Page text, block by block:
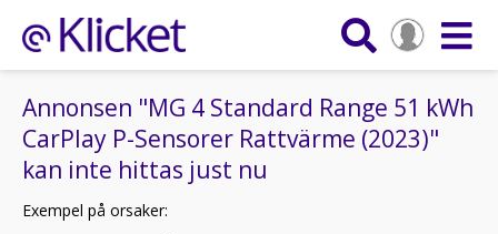
Annonsen "MG 4 Standard Range 51 kWh
CarPlay P-Sensorer Rattvärme (2023)"
kan inte hittas just nu
Exempel på orsaker: